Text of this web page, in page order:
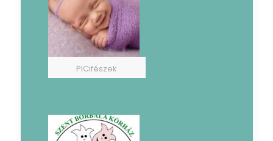
PICifészek